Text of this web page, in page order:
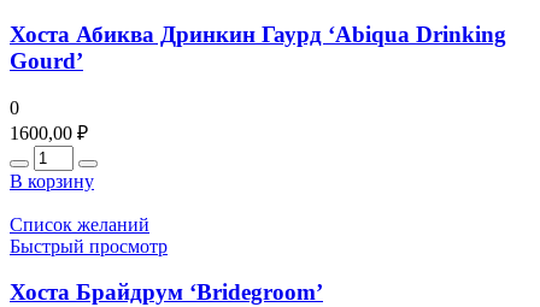
Хоста Абиква Дринкин Гаурд ‘Abiqua Drinking
Gourd’
0
1600,00 ₽
Количество
В корзину
Список желаний
Быстрый просмотр
Хоста Брайдрум ‘Bridegroom’